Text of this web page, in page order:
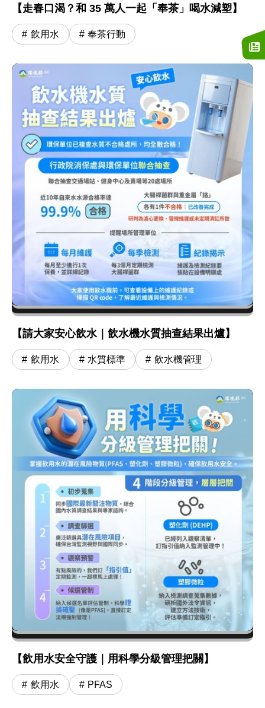
【走春口渴？和 35 萬人一起「奉茶」喝水減塑】
飲用水 奉茶行動
【請大家安心飲水｜飲水機水質抽查結果出爐】
飲用水 水質標準 飲水機管理
【飲用水安全守護｜用科學分級管理把關】
飲用水 PFAS